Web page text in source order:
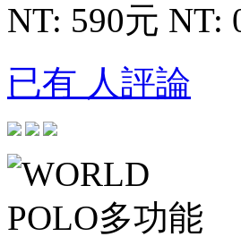
NT: 590元 NT:
已有 人評論